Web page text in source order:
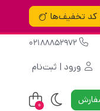
کد تخفیف‌ها
02188852972
ورود | ثبت‌نام
0